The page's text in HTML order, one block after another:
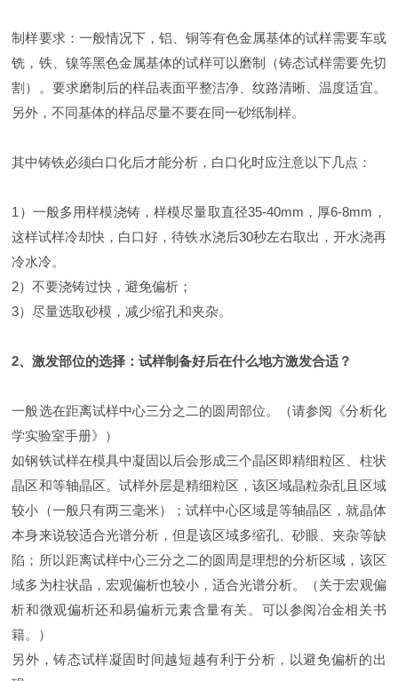
制样要求：一般情况下，铝、铜等有色金属基体的试样需要车或
铣，铁、镍等黑色金属基体的试样可以磨制（铸态试样需要先切
割）。要求磨制后的样品表面平整洁净、纹路清晰、温度适宜。
另外，不同基体的样品尽量不要在同一砂纸制样。
其中铸铁必须白口化后才能分析，白口化时应注意以下几点：
1）一般多用样模浇铸，样模尽量取直径35-40mm，厚6-8mm，
这样试样冷却快，白口好，待铁水浇后30秒左右取出，开水浇再
冷水冷。
2）不要浇铸过快，避免偏析；
3）尽量选取砂模，减少缩孔和夹杂。
2、激发部位的选择：试样制备好后在什么地方激发合适？
一般选在距离试样中心三分之二的圆周部位。（请参阅《分析化
学实验室手册》）
如钢铁试样在模具中凝固以后会形成三个晶区即精细粒区、柱状
晶区和等轴晶区。试样外层是精细粒区，该区域晶粒杂乱且区域
较小（一般只有两三毫米）；试样中心区域是等轴晶区，就晶体
本身来说较适合光谱分析，但是该区域多缩孔、砂眼、夹杂等缺
陷；所以距离试样中心三分之二的圆周是理想的分析区域，该区
域多为柱状晶，宏观偏析也较小，适合光谱分析。（关于宏观偏
析和微观偏析还和易偏析元素含量有关。可以参阅冶金相关书
籍。）
另外，铸态试样凝固时间越短越有利于分析，以避免偏析的出